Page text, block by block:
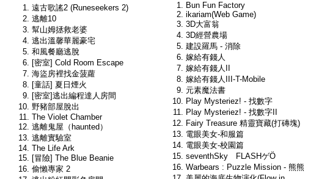
遠古歌謠2 (Runeseekers 2)
逃離10
幫山姆拯救老婆
逃出溫馨華麗豪宅
和風餐廳逃脫
[密室] Cold Room Escape
海盜房裡找金菠蘿
[童話] 夏日煙火
[密室]逃出編程達人房間
野豬部屋脫出
The Violet Chamber
逃離鬼屋（haunted）
逃離實驗室
The Life Ark
[冒險] The Blue Beanie
偷懶專家 2
Bun Fun Factory
ikariam(Web Game)
3D大富翁
3D經營農場
建設羅馬 - 消除
嫁給有錢人
嫁給有錢人II
嫁給有錢人III-T-Mobile
元素魔法書
Play Mysteriez! - 找數字
Play Mysteriez! - 找數字II
Fairy Treasure 精靈寶藏(打磚塊)
電眼美女-和服篇
電眼美女-校園篇
seventhSky FLASHゲӦ
Warbears : Puzzle Mission - 熊熊